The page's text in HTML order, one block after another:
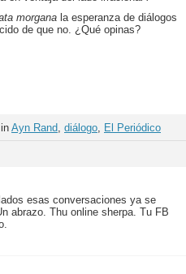
morgana la esperanza de diálogos
de que no. ¿Qué opinas?
Ayn Rand, diálogo, El Periódico
esas conversaciones ya se
abrazo. Thu online sherpa. Tu FB